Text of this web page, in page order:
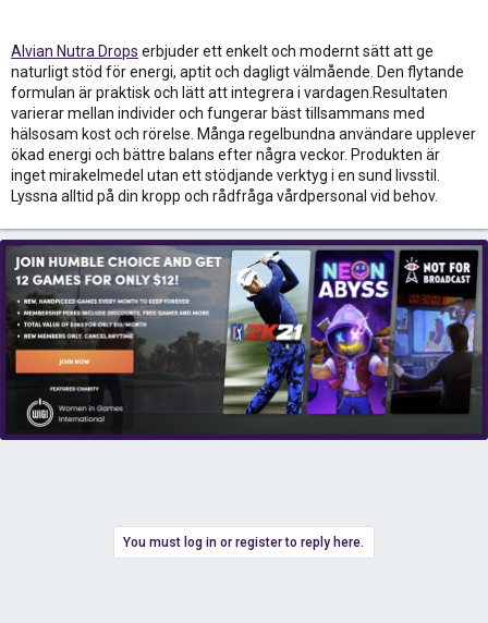
Alvian Nutra Drops erbjuder ett enkelt och modernt sätt att ge
naturligt stöd för energi, aptit och dagligt välmående. Den flytande
formulan är praktisk och lätt att integrera i vardagen.Resultaten
varierar mellan individer och fungerar bäst tillsammans med
hälsosam kost och rörelse. Många regelbundna användare upplever
ökad energi och bättre balans efter några veckor. Produkten är
inget mirakelmedel utan ett stödjande verktyg i en sund livsstil.
Lyssna alltid på din kropp och rådfråga vårdpersonal vid behov.
You must log in or register to reply here.